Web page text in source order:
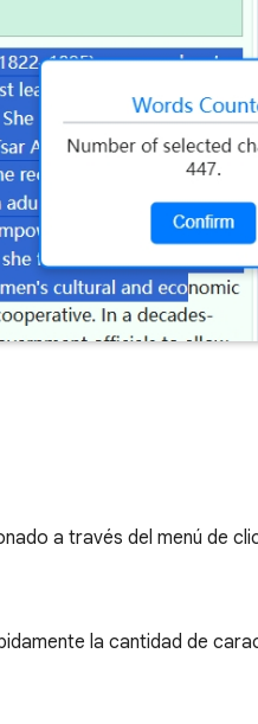
a través del menú de
la cantidad de